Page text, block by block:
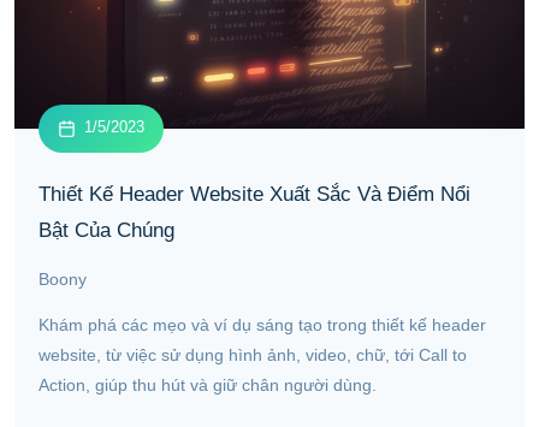
1/5/2023
Thiết Kế Header Website Xuất Sắc Và Điểm Nổi
Bật Của Chúng
Boony
Khám phá các mẹo và ví dụ sáng tạo trong thiết kế header
website, từ việc sử dụng hình ảnh, video, chữ, tới Call to
Action, giúp thu hút và giữ chân người dùng.